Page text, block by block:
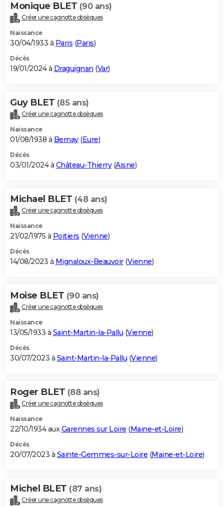
Monique BLET (90 ans)
Créer une cagnotte obsèques
Naissance
30/04/1933 à Paris (Paris)
Décès
19/01/2024 à Draguignan (Var)
Guy BLET (85 ans)
Créer une cagnotte obsèques
Naissance
01/08/1938 à Bernay(Eure)
Décès
03/01/2024 à Château-Thierry(Aisne)
Michael BLET (48 ans)
Créer une cagnotte obsèques
Naissance
21/02/1975 à Poitiers (Vienne)
Décès
14/08/2023 à Mignaloux-Beauvoir(Vienne)
Moise BLET (90 ans)
Créer une cagnotte obsèques
Naissance
13/05/1933 à Saint-Martin-la-Pallu (Vienne)
Décès
30/07/2023 à Saint-Martin-la-Pallu (Vienne)
Roger BLET (88 ans)
Créer une cagnotte obsèques
Naissance
22/10/1934 auxGarennes sur Loire (Maine-et-Loire)
Décès
20/07/2023 à Sainte-Gemmes-sur-Loire (Maine-et-Loire)
Michel BLET (87 ans)
Créer une cagnotte obsèques